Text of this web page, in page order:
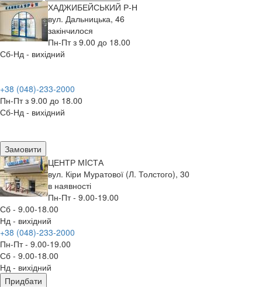
ХАДЖИБЕЙСЬКИЙ Р-Н
вул. Дальницька, 46
закінчилося
Пн-Пт з 9.00 до 18.00
Сб-Нд - вихідний
+38 (048)-233-2000
Пн-Пт з 9.00 до 18.00
Сб-Нд - вихідний
Замовити
ЦЕНТР МIСТА
вул. Кіри Муратової (Л. Толстого), 30
в наявності
Пн-Пт - 9.00-19.00
Сб - 9.00-18.00
Нд - вихідний
+38 (048)-233-2000
Пн-Пт - 9.00-19.00
Сб - 9.00-18.00
Нд - вихідний
Придбати